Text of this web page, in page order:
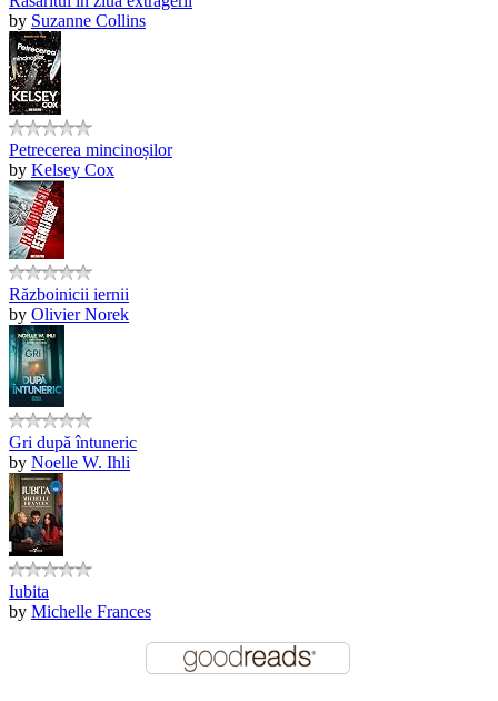
by Suzanne Collins
Petrecerea mincinoșilor
by Kelsey Cox
Războinicii iernii
by Olivier Norek
Gri după întuneric
by Noelle W. Ihli
Iubita
by Michelle Frances